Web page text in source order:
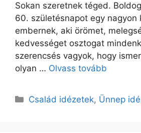
Sokan szeretnek téged.
60. születésnapot egy nagyon
embernek, aki örömet,
kedvességet osztogat
szerencsés vagyok, hogy
olyan … Olvass tovább
Kategória
Család idézetek, Ünnep